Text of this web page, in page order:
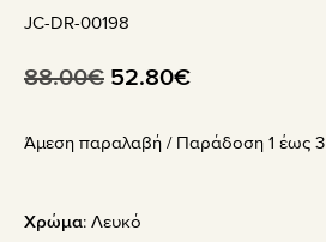
JC-DR-00198
88.00€ Original
was:
52.80€Η
τιμή
Άμεση παραλαβή / Παράδoση 1 έως 3
Χρώμα: Λευκό